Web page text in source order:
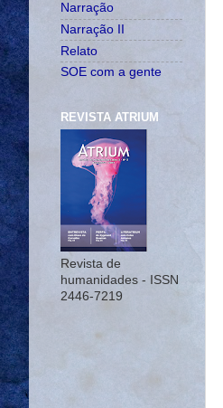
Narração
Narração II
Relato
SOE com a gente
REVISTA ATRIUM
Revista de
humanidades - ISSN
2446-7219